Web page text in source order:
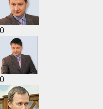
0
0